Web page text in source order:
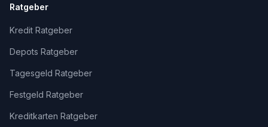
Ratgeber
Kredit Ratgeber
Depots Ratgeber
Tagesgeld Ratgeber
Festgeld Ratgeber
Kreditkarten Ratgeber